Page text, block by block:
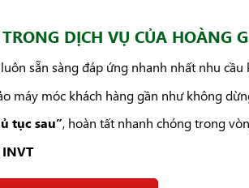
DỊCH VỤ CỦA HOÀNG
luôn sẵn sàng đáp ứng nhanh nhất nhu cầu
máy móc khách hàng gần như không
tục sau”, hoàn tất nhanh chóng trong